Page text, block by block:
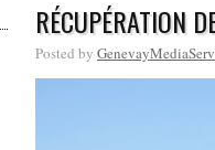
RÉCUPÉRATION
Posted by